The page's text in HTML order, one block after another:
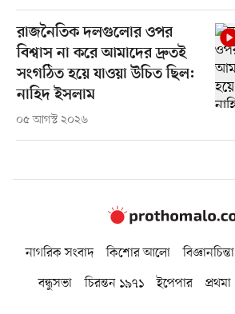
রাজনৈতিক দলগুলোর ওপর
বিশ্বাস না করে আমাদের দ্রুতই
সংগঠিত হয়ে যাওয়া উচিত ছিল:
নাহিদ ইসলাম
০৫ আগস্ট ২০২৬
নাগরিক সংবাদ কিশোর আলো বিজ্ঞানচিন্তা
বন্ধুসভা
চিরন্তন ১৯৭১ ইপেপার প্রথমা